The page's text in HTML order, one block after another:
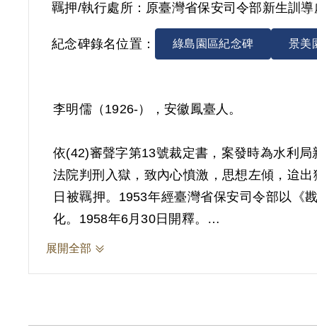
羈押/執行處所： 原臺灣省保安司令部新生訓
紀念碑錄名位置： 綠島園區紀念碑 景美
李明儒（1926-），安徽鳳臺人。
依(42)審聲字第13號裁定書，案發時為水利
法院判刑入獄，致內心憤激，思想左傾，迨
日被羈押。1953年經臺灣省保安司令部以《
化。1958年6月30日開釋。
展開全部